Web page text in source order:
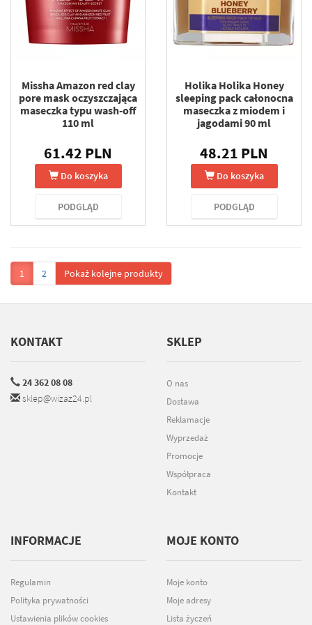
Missha Amazon red clay
pore mask oczyszczająca
maseczka typu wash-off
110 ml
61.42 PLN
Do koszyka
PODGLĄD
Holika Holika Honey
sleeping pack całonocna
maseczka z miodem i
jagodami 90 ml
48.21 PLN
Do koszyka
PODGLĄD
1 2 Pokaż kolejne produkty
KONTAKT
24 362 08 08
sklep@wizaz24.pl
SKLEP
O nas
Dostawa
Reklamacje
Wyprzedaż
Promocje
Współpraca
Kontakt
INFORMACJE
Regulamin
Polityka prywatności
Ustawienia plików cookies
MOJE KONTO
Moje konto
Moje adresy
Lista życzeń